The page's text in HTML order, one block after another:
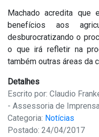
Machado acredita que
benefícios aos
desburocratizando o
o que irá refletir na
também outras áreas da
Detalhes
Escrito por: Claudio
- Assessoria de
Categoria: Notícias
Postado: 24/04/2017